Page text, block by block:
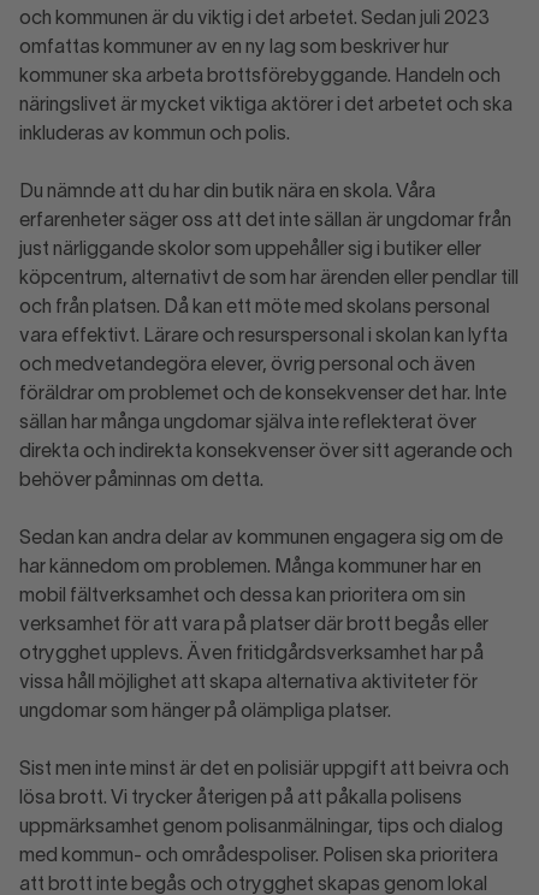
och kommunen är du viktig i det arbetet. Sedan juli 2023
omfattas kommuner av en ny lag som beskriver hur
kommuner ska arbeta brottsförebyggande. Handeln och
näringslivet är mycket viktiga aktörer i det arbetet och ska
inkluderas av kommun och polis.
Du nämnde att du har din butik nära en skola. Våra
erfarenheter säger oss att det inte sällan är ungdomar från
just närliggande skolor som uppehåller sig i butiker eller
köpcentrum, alternativt de som har ärenden eller pendlar till
och från platsen. Då kan ett möte med skolans personal
vara effektivt. Lärare och resurspersonal i skolan kan lyfta
och medvetandegöra elever, övrig personal och även
föräldrar om problemet och de konsekvenser det har. Inte
sällan har många ungdomar själva inte reflekterat över
direkta och indirekta konsekvenser över sitt agerande och
behöver påminnas om detta.
Sedan kan andra delar av kommunen engagera sig om de
har kännedom om problemen. Många kommuner har en
mobil fältverksamhet och dessa kan prioritera om sin
verksamhet för att vara på platser där brott begås eller
otrygghet upplevs. Även fritidgårdsverksamhet har på
vissa håll möjlighet att skapa alternativa aktiviteter för
ungdomar som hänger på olämpliga platser.
Sist men inte minst är det en polisiär uppgift att beivra och
lösa brott. Vi trycker återigen på att påkalla polisens
uppmärksamhet genom polisanmälningar, tips och dialog
med kommun- och områdespoliser. Polisen ska prioritera
att brott inte begås och otrygghet skapas genom lokal